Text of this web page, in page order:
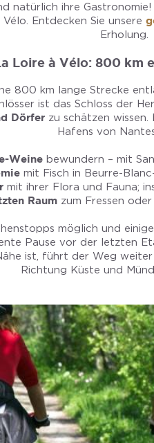
natürlich ihre
Entdecken Sie unsere
Erholung.
Loire à Vélo: 800 km
800 km lange Strecke
ist das Schloss der
Dörfer zu schätzen
Hafens von
Weinebewundern – mit
mit Fisch in Beurre-
mit ihrer Flora und Fauna;
Raumzum Fressen
möglich und
Pause vor der letzten
ist, führt der Weg
Richtung Küste und